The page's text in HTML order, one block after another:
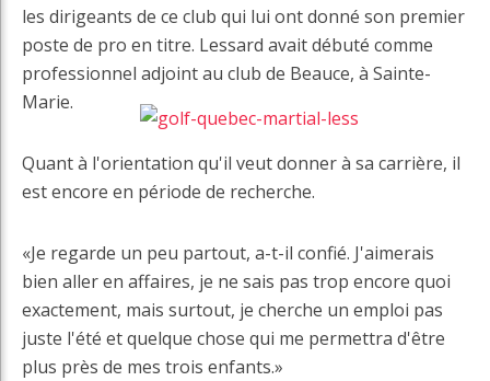
les dirigeants de ce club qui lui ont donné son premier
poste de pro en titre. Lessard avait débuté comme
professionnel adjoint au club de Beauce, à Sainte-
Marie.
Quant à l'orientation qu'il veut donner à sa carrière, il
est encore en période de recherche.
«Je regarde un peu partout, a-t-il confié. J'aimerais
bien aller en affaires, je ne sais pas trop encore quoi
exactement, mais surtout, je cherche un emploi pas
juste l'été et quelque chose qui me permettra d'être
plus près de mes trois enfants.»